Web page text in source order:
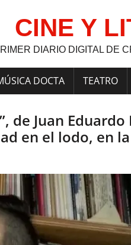
CINE Y
DIARIO DIGITAL DE
DOCTA TEATRO
de Juan Eduardo
en el lodo, en